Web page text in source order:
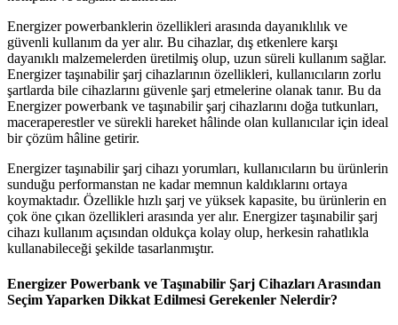
Energizer powerbanklerin özellikleri arasında dayanıklılık ve
güvenli kullanım da yer alır. Bu cihazlar, dış etkenlere karşı
dayanıklı malzemelerden üretilmiş olup, uzun süreli kullanım sağlar.
Energizer taşınabilir şarj cihazlarının özellikleri, kullanıcıların zorlu
şartlarda bile cihazlarını güvenle şarj etmelerine olanak tanır. Bu da
Energizer powerbank ve taşınabilir şarj cihazlarını doğa tutkunları,
maceraperestler ve sürekli hareket hâlinde olan kullanıcılar için ideal
bir çözüm hâline getirir.
Energizer taşınabilir şarj cihazı yorumları, kullanıcıların bu ürünlerin
sunduğu performanstan ne kadar memnun kaldıklarını ortaya
koymaktadır. Özellikle hızlı şarj ve yüksek kapasite, bu ürünlerin en
çok öne çıkan özellikleri arasında yer alır. Energizer taşınabilir şarj
cihazı kullanım açısından oldukça kolay olup, herkesin rahatlıkla
kullanabileceği şekilde tasarlanmıştır.
Energizer Powerbank ve Taşınabilir Şarj Cihazları Arasından
Seçim Yaparken Dikkat Edilmesi Gerekenler Nelerdir?